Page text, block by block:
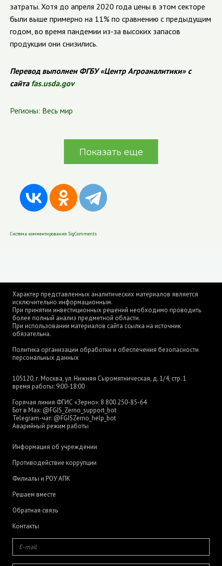
затраты. Хотя до апреля 2020 года цены в этом секторе
были выше примерно на 11% по сравнению с предыдущим
годом, во время пандемии из-за высоких запасов
продукции они снизились.
Перевод выполнен ФГБУ «Центр Агроаналитики» с
сайта fas.usda.gov
Регионы: Весь мир
Показать еще
Система комментирования SigComments
Характер представленных аналитических материалов является
исключительно информационным.
При принятии инвестиционных решений необходимо проводить
более полный анализ предметной области.
При использовании материалов сайта ссылка на источник
обязательна.
Политика организации обработки и обеспечения безопасности
персональных данных
105120, г. Москва, ул. Нижняя Сыромятническая, д. 1/4, стр. 1
время работы: 9:00-18:00
Горячая линия ФГИС «Зерно»: 8 800 250-85-64
Бот в Max: @FGIS_Zerno_support_bot
Telegram-чат: @FGISZerno_help_bot
Аварийный режим работы
Информация об учреждении
Противодействие коррупции
Филиалы и РОУ АПК
Решаем вместе
Обратная связь
Контакты